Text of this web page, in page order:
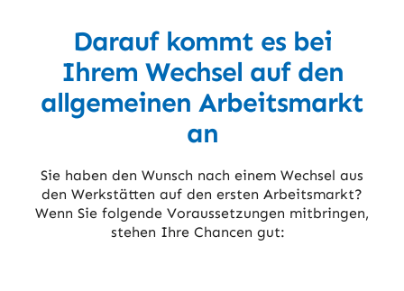
Darauf kommt es bei
Ihrem Wechsel auf den
allgemeinen Arbeitsmarkt
an
Sie haben den Wunsch nach einem Wechsel aus
den Werkstätten auf den ersten Arbeitsmarkt?
Wenn Sie folgende Voraussetzungen mitbringen,
stehen Ihre Chancen gut: